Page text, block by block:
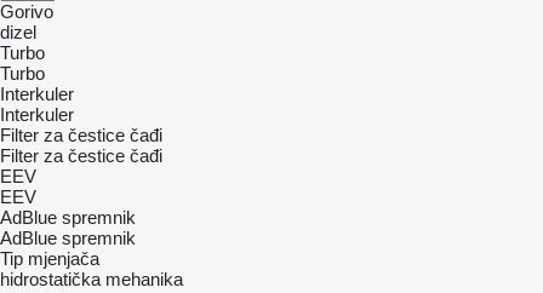
Gorivo
dizel
Turbo
Turbo
Interkuler
Interkuler
Filter za čestice čađi
Filter za čestice čađi
EEV
EEV
AdBlue spremnik
AdBlue spremnik
Tip mјenjača
hidrostatička mehanika